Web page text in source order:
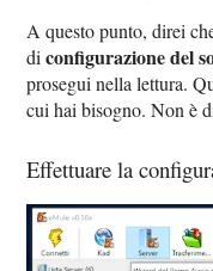
A questo punto, direi
diconfigurazione del
prosegui nella lettura.
cui hai bisogno. Non è
Effettuare la